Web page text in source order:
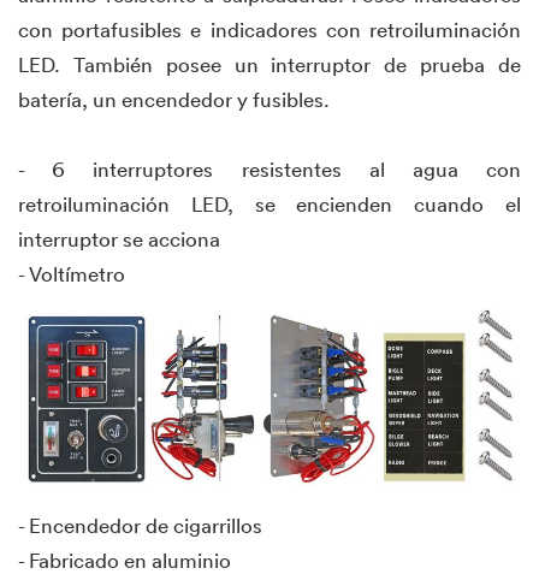
con portafusibles e indicadores con retroiluminación
LED. También posee un interruptor de prueba de
batería, un encendedor y fusibles.
- 6 interruptores resistentes al agua con
retroiluminación LED, se encienden cuando el
interruptor se acciona
- Voltímetro
- Encendedor de cigarrillos
- Fabricado en aluminio